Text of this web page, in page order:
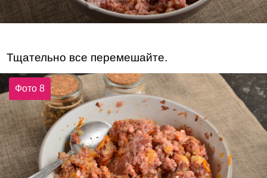
Тщательно все перемешайте.
Фото 8